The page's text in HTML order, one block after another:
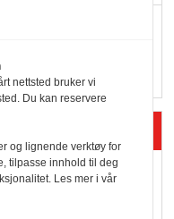
nettsted bruker vi
Du kan reservere
og lignende verktøy for
tilpasse innhold til deg
Les mer i vår